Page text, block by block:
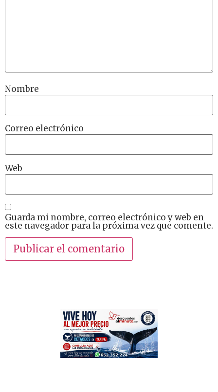
Nombre
Correo electrónico
Web
Guarda mi nombre, correo electrónico y web en
este navegador para la próxima vez que comente.